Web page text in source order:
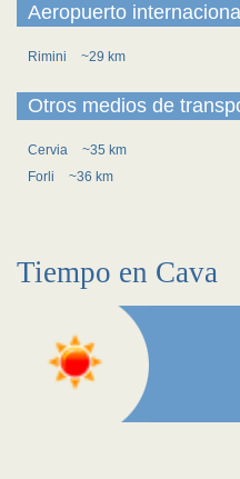
Aeropuerto internacional
Rimini ~29 km
Otros medios de
Cervia
~35 km
Forli
~36 km
Tiempo en Cava